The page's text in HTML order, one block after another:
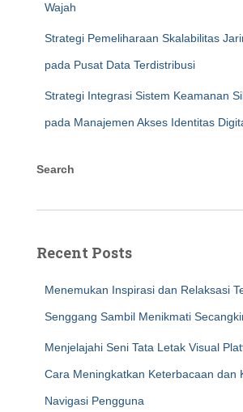
Wajah
Strategi Pemeliharaan Skalabilitas
pada Pusat Data Terdistribusi
Strategi Integrasi Sistem Keamanan
pada Manajemen Akses Identitas
Search
Recent Posts
Menemukan Inspirasi dan Relaksasi
Senggang Sambil Menikmati
Menjelajahi Seni Tata Letak Visual
Cara Meningkatkan Keterbacaan dan
Navigasi Pengguna